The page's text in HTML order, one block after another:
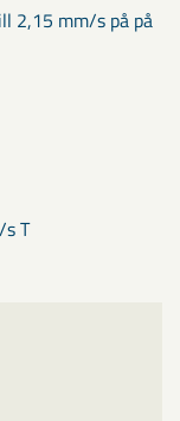
2,15 mm/s på på
T